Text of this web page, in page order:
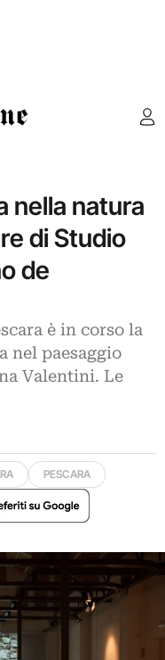
nella natura
di Studio
de
è in corso la
nel paesaggio
Valentini. Le
PESCARA